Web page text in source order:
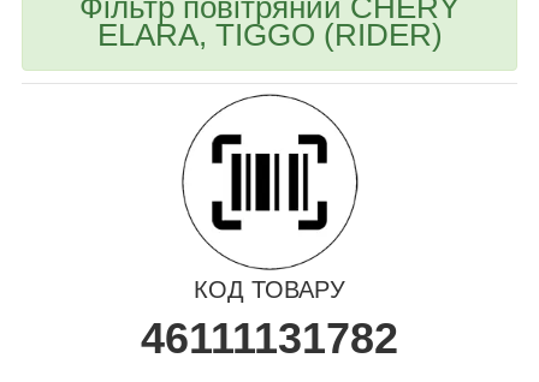
ELARA, TIGGO (RIDER)
КОД ТОВАРУ
46111131782